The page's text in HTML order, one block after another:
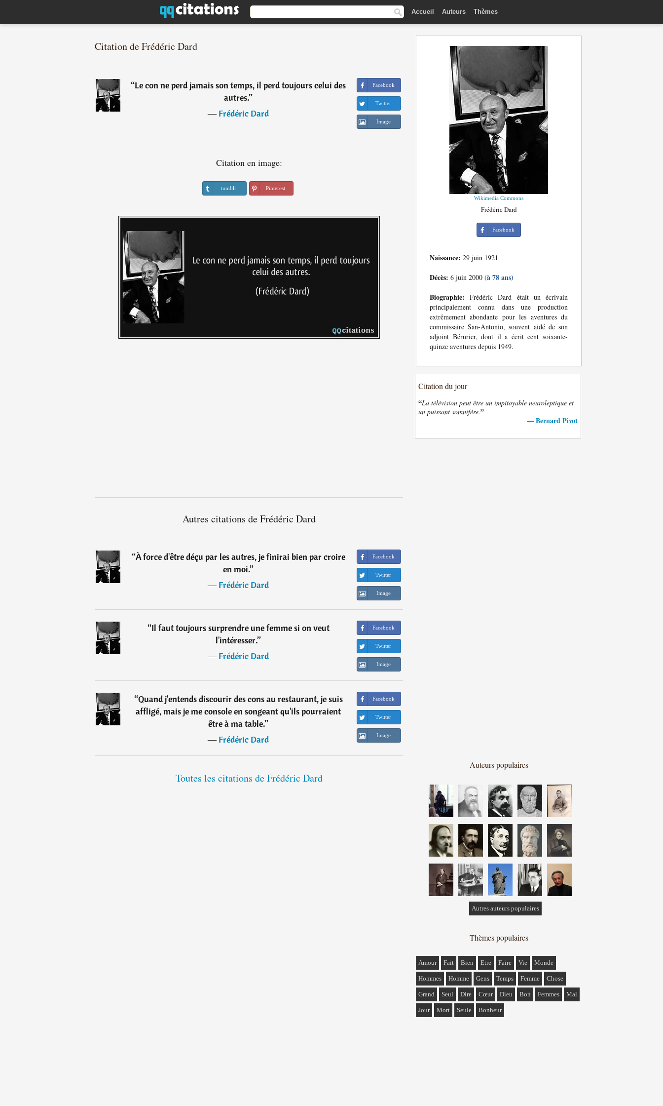
Accueil Auteurs Thèmes
Citation de Frédéric Dard
“Le con ne perd jamais son temps, il perd toujours celui des
autres.”
―Frédéric Dard
Facebook
Twitter
Image
Citation en image:
tumblr Pinterest
Autres citations de Frédéric Dard
“À force d'être déçu par les autres, je finirai bien par croire
en moi.”
―Frédéric Dard
Facebook
Twitter
Image
“Il faut toujours surprendre une femme si on veut
l'intéresser.”
―Frédéric Dard
Facebook
Twitter
Image
“Quand j'entends discourir des cons au restaurant, je suis
affligé, mais je me console en songeant qu'ils pourraient
être à ma table.”
―Frédéric Dard
Facebook
Twitter
Image
Toutes les citations de Frédéric Dard
Wikimedia Commons
Frédéric Dard
Facebook
Naissance: 29 juin 1921
Décès: 6 juin 2000 (à 78 ans)
Biographie: Frédéric Dard était un écrivain
principalement connu dans une production
extrêmement abondante pour les aventures du
commissaire San-Antonio, souvent aidé de son
adjoint Bérurier, dont il a écrit cent soixante-
quinze aventures depuis 1949.
Citation du jour
“La télévision peut être un impitoyable neuroleptique et
un puissant somnifère.”
— Bernard Pivot
Auteurs populaires
Autres auteurs populaires
Thèmes populaires
Amour Fait Bien Etre Faire Vie Monde
Hommes Homme Gens Temps Femme Chose
Grand Seul Dire Cœur Dieu Bon Femmes Mal
Jour Mort Seule Bonheur